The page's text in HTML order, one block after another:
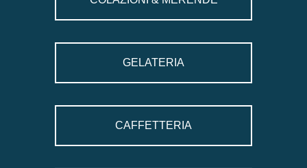
GELATERIA
CAFFETTERIA